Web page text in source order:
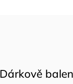
Dárkově